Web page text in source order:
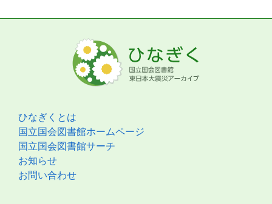
ひなぎくとは
国立国会図書館ホームページ
国立国会図書館サーチ
お知らせ
お問い合わせ